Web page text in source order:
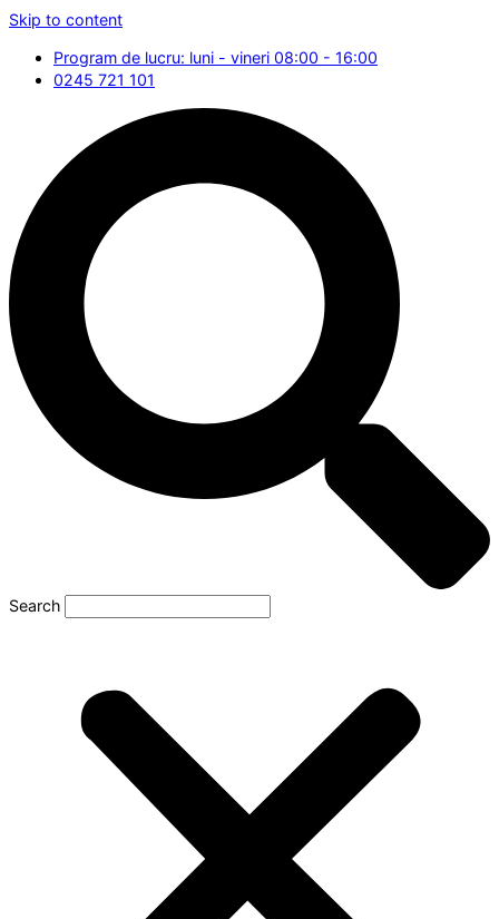
Skip to content
Program de lucru: luni - vineri 08:00 - 16:00
0245 721 101
Search